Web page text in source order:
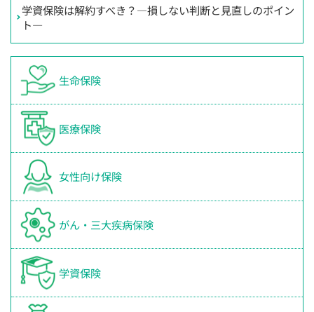
学資保険は解約すべき？—損しない判断と見直しのポイン
ト—
生命保険
医療保険
女性向け保険
がん・三大疾病保険
学資保険